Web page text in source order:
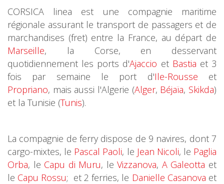
CORSICA linea est une compagnie maritime
régionale assurant le transport de passagers et de
marchandises (fret) entre la France, au départ de
Marseille, la Corse, en desservant
quotidiennement les ports d'Ajaccio et Bastia et 3
fois par semaine le port d'Ile-Rousse et
Propriano, mais aussi l'Algerie (Alger, Béjaïa, Skikda)
et la Tunisie (Tunis).
La compagnie de ferry dispose de 9 navires, dont 7
cargo-mixtes, le Pascal Paoli, le Jean Nicoli, le Paglia
Orba, le Capu di Muru, leVizzanova, A Galeotta et
le Capu Rossu; et 2 ferries, le Danielle Casanova et